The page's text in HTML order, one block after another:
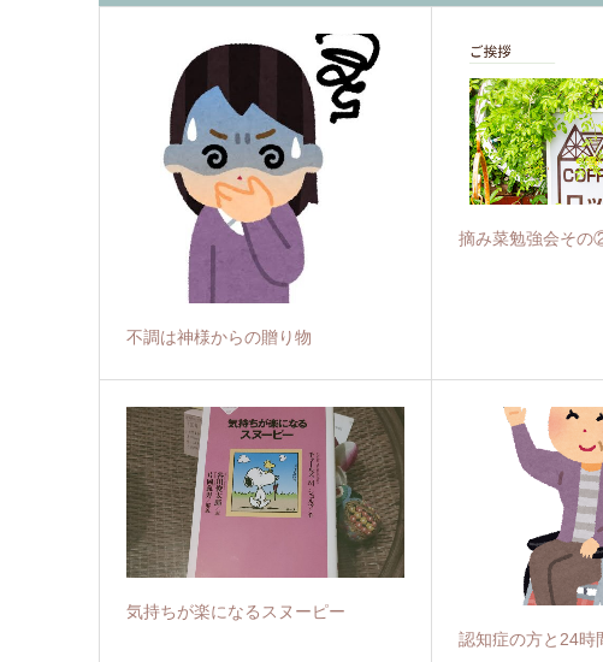
不調は神様からの贈り物
摘み菜勉強会そ
気持ちが楽になるスヌーピー
認知症の方と24時